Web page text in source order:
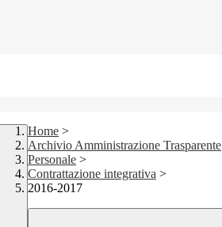
Home >
Archivio Amministrazione Trasparente
Personale >
Contrattazione integrativa >
2016-2017